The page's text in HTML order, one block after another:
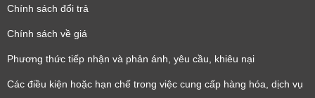
Chính sách đổi trả
Chính sách về giá
Phương thức tiếp nhận và phản ánh, yêu cầu, khiêu nại
Các điều kiện hoặc hạn chế trong việc cung cấp hàng hóa, dịch vụ